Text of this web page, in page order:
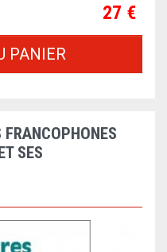
Prix
27 €
PANIER
SES